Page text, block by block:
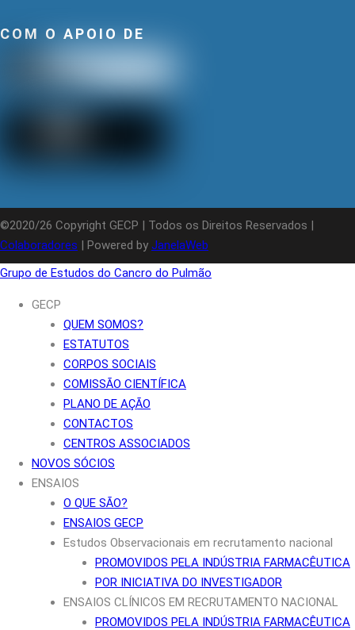
COM O APOIO DE
©2020/26 Copyright GECP | Todos os Direitos Reservados |
Colaboradores | Powered by JanelaWeb
Grupo de Estudos do Cancro do Pulmão
GECP
QUEM SOMOS?
ESTATUTOS
CORPOS SOCIAIS
COMISSÃO CIENTÍFICA
PLANO DE AÇÃO
CONTACTOS
CENTROS ASSOCIADOS
NOVOS SÓCIOS
ENSAIOS
O QUE SÃO?
ENSAIOS GECP
Estudos Observacionais em recrutamento nacional
PROMOVIDOS PELA INDÚSTRIA FARMACÊUTICA
POR INICIATIVA DO INVESTIGADOR
ENSAIOS CLÍNICOS EM RECRUTAMENTO NACIONAL
PROMOVIDOS PELA INDÚSTRIA FARMACÊUTICA